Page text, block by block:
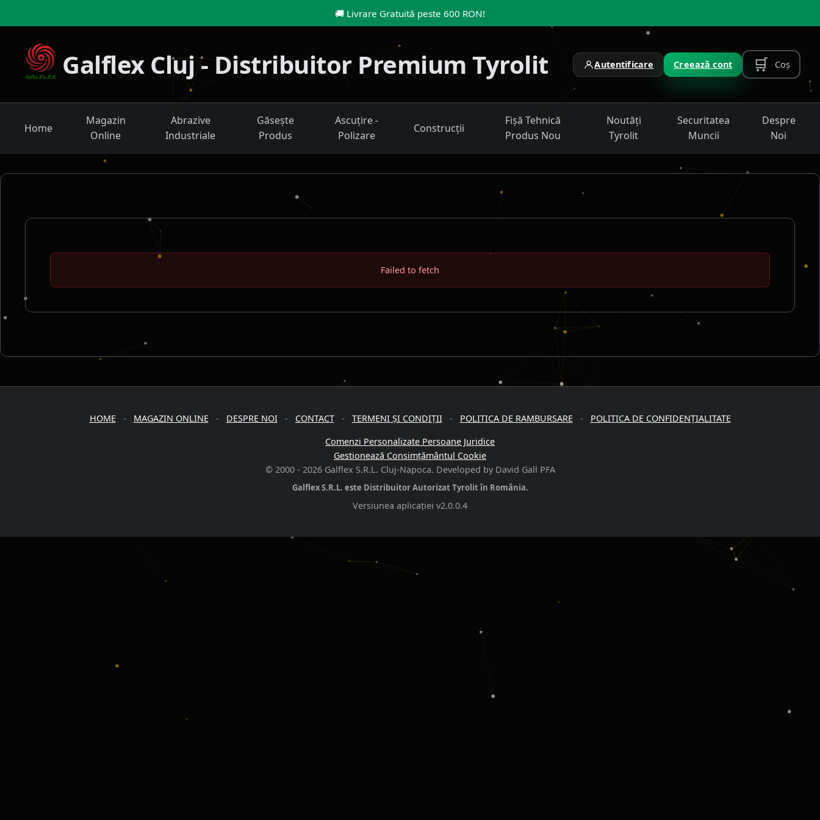
🚚 Livrare Gratuită peste 600 RON!
Galflex Cluj - Distribuitor Premium Tyrolit Autentificare Creează cont 🛒 Coș
Home
Magazin
Online
Abrazive
Industriale
Găsește
Produs
Ascuțire -
Polizare
Construcții
Fișă Tehnică
Produs Nou
Noutăți
Tyrolit
Securitatea
Muncii
Despre
Noi
Failed to fetch
HOME- MAGAZIN ONLINE- DESPRE NOI- CONTACT- TERMENI ȘI CONDIȚII- POLITICA DE RAMBURSARE- POLITICA DE CONFIDENȚIALITATE
Comenzi Personalizate Persoane Juridice
Gestionează Consimțământul Cookie
© 2000 - 2026 Galflex S.R.L. Cluj-Napoca. Developed by David Gall PFA
Galflex S.R.L. este Distribuitor Autorizat Tyrolit în România.
Versiunea aplicației v2.0.0.4